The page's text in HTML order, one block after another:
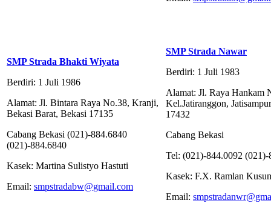
SMP Strada Bhakti Wiyata
Berdiri: 1 Juli 1986
Alamat: Jl. Bintara Raya No.38, Kranji,
Bekasi Barat, Bekasi 17135
Cabang Bekasi (021)-884.6840
(021)-884.6840
Kasek: Martina Sulistyo Hastuti
Email: smpstradabw@gmail.com
SMP Strada Nawar
Berdiri: 1 Juli 1983
Alamat: Jl. Raya Hankam
Kel.Jatiranggon,
17432
Cabang Bekasi
Tel: (021)-844.0092 (021)-
Kasek: F.X. Ramlan
Email: